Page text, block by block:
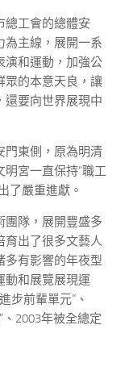
總工會的總體安
為主線，展開一系
演和運動，加強公
眾的本意天良，讓
還要向世界展現中
門東側，原為明清
宮一直保持“職工
了嚴重進獻。
團隊，展開豐盛多
育出了很多文藝人
多有影響的年夜型
動和展覽展現運
步前輩單元”、
2003年被全總定